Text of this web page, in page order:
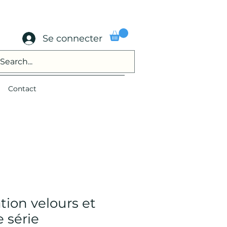
Se connecter
Contact
velours et
série